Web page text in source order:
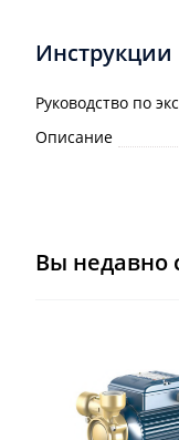
Инструкции
Руководство по
Описание
Вы недавно